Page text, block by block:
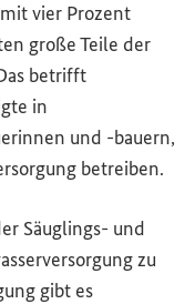
vier Prozent
große Teile der
betrifft
zum Begriff
in
und -bauern,
betreiben.
Säuglings- und
zu
gibt es